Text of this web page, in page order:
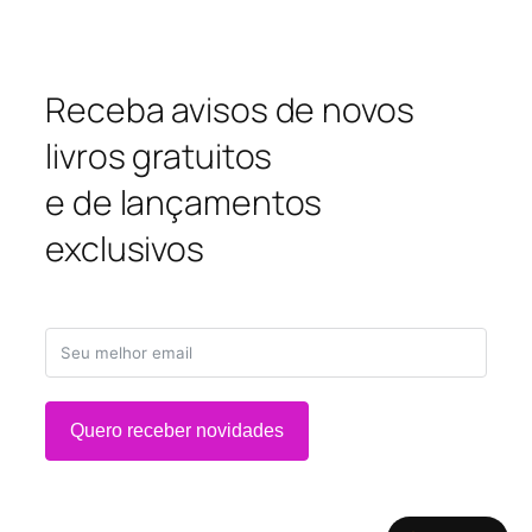
Receba avisos de novos
livros gratuitos
e de lançamentos
exclusivos
Quero receber novidades